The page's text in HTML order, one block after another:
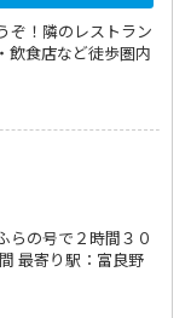
ぞ！隣のレストラン
飲食店など徒歩圏内
らの号で２時間３０
最寄り駅：富良野